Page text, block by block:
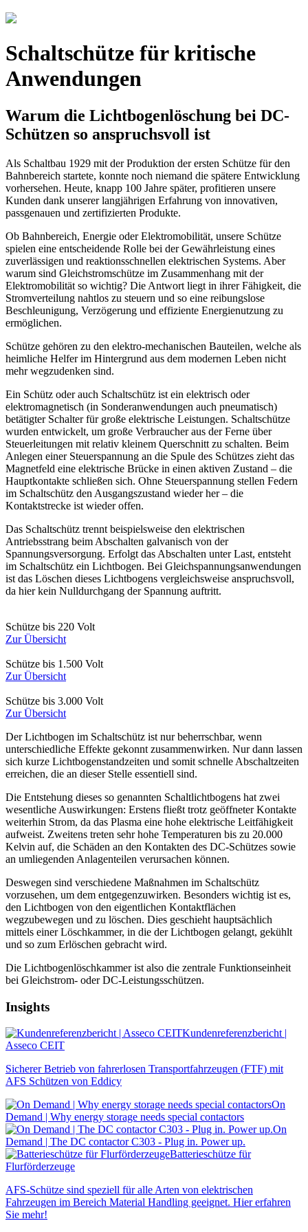
Schaltschütze für kritische
Anwendungen
Warum die Lichtbogenlöschung bei DC-
Schützen so anspruchsvoll ist
Als Schaltbau 1929 mit der Produktion der ersten Schütze für den
Bahnbereich startete, konnte noch niemand die spätere Entwicklung
vorhersehen. Heute, knapp 100 Jahre später, profitieren unsere
Kunden dank unserer langjährigen Erfahrung von innovativen,
passgenauen und zertifizierten Produkte.
Ob Bahnbereich, Energie oder Elektromobilität, unsere Schütze
spielen eine entscheidende Rolle bei der Gewährleistung eines
zuverlässigen und reaktionsschnellen elektrischen Systems. Aber
warum sind Gleichstromschütze im Zusammenhang mit der
Elektromobilität so wichtig? Die Antwort liegt in ihrer Fähigkeit, die
Stromverteilung nahtlos zu steuern und so eine reibungslose
Beschleunigung, Verzögerung und effiziente Energienutzung zu
ermöglichen.
Schütze gehören zu den elektro-mechanischen Bauteilen, welche als
heimliche Helfer im Hintergrund aus dem modernen Leben nicht
mehr wegzudenken sind.
Ein Schütz oder auch Schaltschütz ist ein elektrisch oder
elektromagnetisch (in Sonderanwendungen auch pneumatisch)
betätigter Schalter für große elektrische Leistungen. Schaltschütze
wurden entwickelt, um große Verbraucher aus der Ferne über
Steuerleitungen mit relativ kleinem Querschnitt zu schalten. Beim
Anlegen einer Steuerspannung an die Spule des Schützes zieht das
Magnetfeld eine elektrische Brücke in einen aktiven Zustand – die
Hauptkontakte schließen sich. Ohne Steuerspannung stellen Federn
im Schaltschütz den Ausgangszustand wieder her – die
Kontaktstrecke ist wieder offen.
Das Schaltschütz trennt beispielsweise den elektrischen
Antriebsstrang beim Abschalten galvanisch von der
Spannungsversorgung. Erfolgt das Abschalten unter Last, entsteht
im Schaltschütz ein Lichtbogen. Bei Gleichspannungsanwendungen
ist das Löschen dieses Lichtbogens vergleichsweise anspruchsvoll,
da hier kein Nulldurchgang der Spannung auftritt.
Schütze bis 220 Volt
Zur Übersicht
Schütze bis 1.500 Volt
Zur Übersicht
Schütze bis 3.000 Volt
Zur Übersicht
Der Lichtbogen im Schaltschütz ist nur beherrschbar, wenn
unterschiedliche Effekte gekonnt zusammenwirken. Nur dann lassen
sich kurze Lichtbogenstandzeiten und somit schnelle Abschaltzeiten
erreichen, die an dieser Stelle essentiell sind.
Die Entstehung dieses so genannten Schaltlichtbogens hat zwei
wesentliche Auswirkungen: Erstens fließt trotz geöffneter Kontakte
weiterhin Strom, da das Plasma eine hohe elektrische Leitfähigkeit
aufweist. Zweitens treten sehr hohe Temperaturen bis zu 20.000
Kelvin auf, die Schäden an den Kontakten des DC-Schützes sowie
an umliegenden Anlagenteilen verursachen können.
Deswegen sind verschiedene Maßnahmen im Schaltschütz
vorzusehen, um dem entgegenzuwirken. Besonders wichtig ist es,
den Lichtbogen von den eigentlichen Kontaktflächen
wegzubewegen und zu löschen. Dies geschieht hauptsächlich
mittels einer Löschkammer, in die der Lichtbogen gelangt, gekühlt
und so zum Erlöschen gebracht wird.
Die Lichtbogenlöschkammer ist also die zentrale Funktionseinheit
bei Gleichstrom- oder DC-Leistungsschützen.
Insights
Kundenreferenzbericht |
Asseco CEIT
Sicherer Betrieb von fahrerlosen Transportfahrzeugen (FTF) mit
AFS Schützen von Eddicy
On
Demand | Why energy storage needs special contactors
On
Demand | The DC contactor C303 - Plug in. Power up.
Batterieschütze für
Flurförderzeuge
AFS-Schütze sind speziell für alle Arten von elektrischen
Fahrzeugen im Bereich Material Handling geeignet. Hier erfahren
Sie mehr!